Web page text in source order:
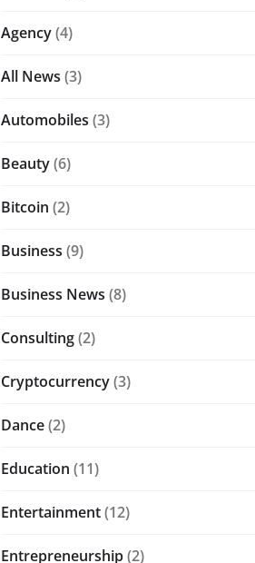
Agency(4)
All News (3)
Automobiles (3)
Beauty(6)
Bitcoin (2)
Business (9)
Business News (8)
Consulting(2)
Cryptocurrency(3)
Dance(2)
Education (11)
Entertainment(12)
Entrepreneurship(2)